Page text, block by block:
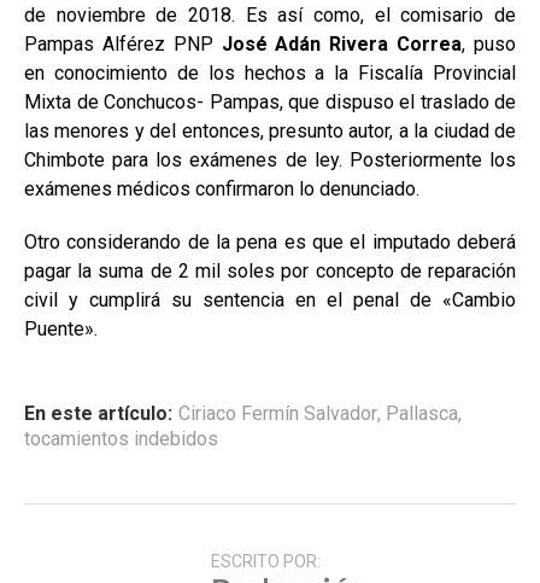
de noviembre de 2018. Es así como, el comisario de
Pampas Alférez PNP José Adán Rivera Correa, puso
en conocimiento de los hechos a la Fiscalía Provincial
Mixta de Conchucos- Pampas, que dispuso el traslado de
las menores y del entonces, presunto autor, a la ciudad de
Chimbote para los exámenes de ley. Posteriormente los
exámenes médicos confirmaron lo denunciado.
Otro considerando de la pena es que el imputado deberá
pagar la suma de 2 mil soles por concepto de reparación
civil y cumplirá su sentencia en el penal de «Cambio
Puente».
En este artículo: Ciriaco Fermín Salvador, Pallasca,
tocamientos indebidos
ESCRITO POR: